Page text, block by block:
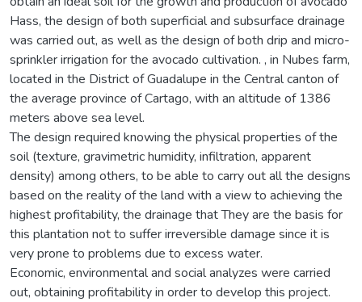
Hass, the design of both superficial and subsurface drainage
was carried out, as well as the design of both drip and micro-
sprinkler irrigation for the avocado cultivation. , in Nubes farm,
located in the District of Guadalupe in the Central canton of
the average province of Cartago, with an altitude of 1386
meters above sea level.
The design required knowing the physical properties of the
soil (texture, gravimetric humidity, infiltration, apparent
density) among others, to be able to carry out all the designs
based on the reality of the land with a view to achieving the
highest profitability, the drainage that They are the basis for
this plantation not to suffer irreversible damage since it is
very prone to problems due to excess water.
Economic, environmental and social analyzes were carried
out, obtaining profitability in order to develop this project.